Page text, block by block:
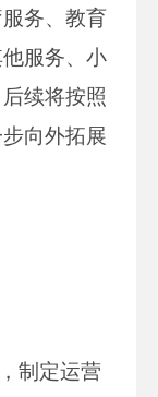
务、教育
服务、小
续将按照
向外拓展
制定运营